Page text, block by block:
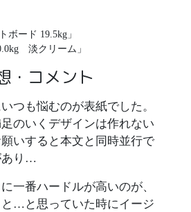
ボード 19.5kg」
淡クリーム」
・コメント
つも悩むのが表紙でした。
のいくデザインは作れない
いすると本文と同時並行で
あり…
一番ハードルが高いのが、
…と思っていた時にイージ